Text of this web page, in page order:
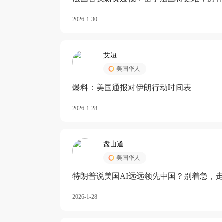
2026-1-30
艾妞
美国华人
爆料：美国通报对伊朗行动时间表
2026-1-28
盘山道
美国华人
特朗普说美国AI远远领先中国？别着急，
2026-1-28